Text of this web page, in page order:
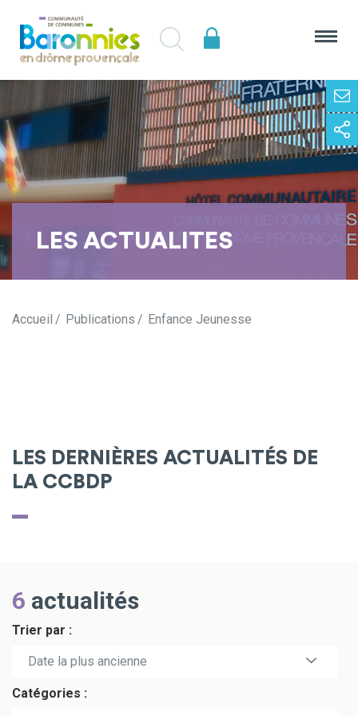
LES ACTUALITES
Accueil Publications Enfance Jeunesse
LES DERNIÈRES ACTUALITÉS DE
LA CCBDP
6 actualités
Trier par :
Date la plus récente
Date la plus ancienne
Catégories :